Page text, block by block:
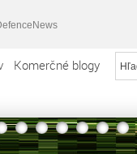
Komerčné blogy